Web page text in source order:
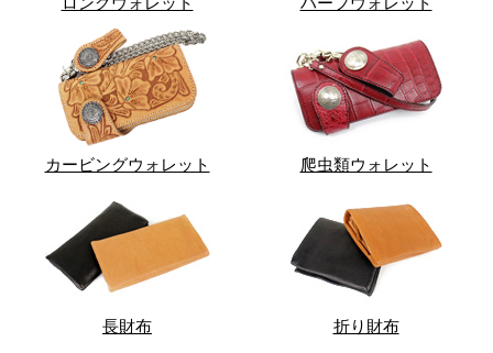
カービングウォレット 爬虫類ウォレット
長財布 折り財布